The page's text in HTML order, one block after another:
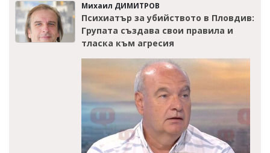
Михаил ДИМИТРОВ
Психиатър за убийството в Пловдив:
Групата създава свои правила и
тласка към агресия